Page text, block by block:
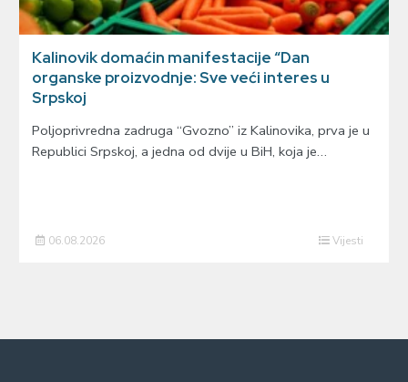
Kalinovik domaćin manifestacije “Dan
organske proizvodnje: Sve veći interes u
Srpskoj
Poljoprivredna zadruga “Gvozno” iz Kalinovika, prva je u
Republici Srpskoj, a jedna od dvije u BiH, koja je…
06.08.2026 Vijesti